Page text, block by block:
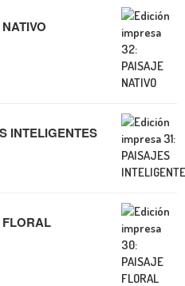
INTELIGENTES